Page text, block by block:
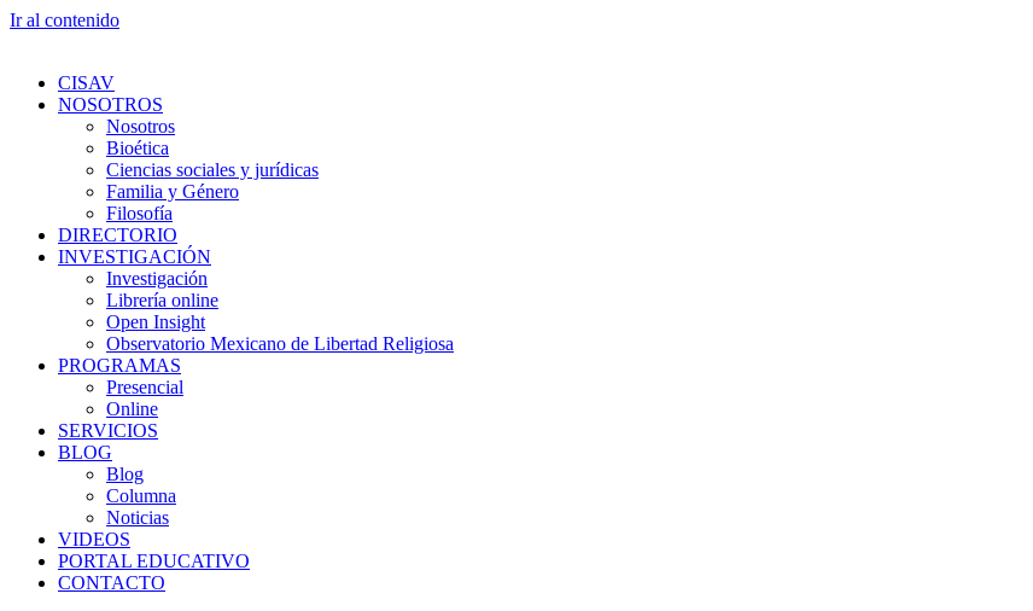
Ir al contenido
CISAV
NOSOTROS
Nosotros
Bioética
Ciencias sociales y jurídicas
Familia y Género
Filosofía
DIRECTORIO
INVESTIGACIÓN
Investigación
Librería online
Open Insight
Observatorio Mexicano de Libertad Religiosa
PROGRAMAS
Presencial
Online
SERVICIOS
BLOG
Blog
Columna
Noticias
VIDEOS
PORTAL EDUCATIVO
CONTACTO